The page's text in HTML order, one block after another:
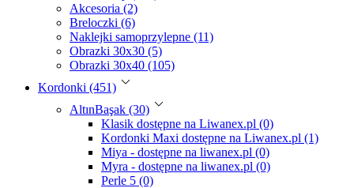
Akcesoria (2)
Breloczki (6)
Naklejki samoprzylepne (11)
Obrazki 30x30 (5)
Obrazki 30x40 (105)
Kordonki (451)
AltınBaşak (30)
Klasik dostępne na Liwanex.pl (0)
Kordonki Maxi dostępne na Liwanex.pl (1)
Miya - dostępne na liwanex.pl (0)
Myra - dostępne na liwanex.pl (0)
Perle 5 (0)